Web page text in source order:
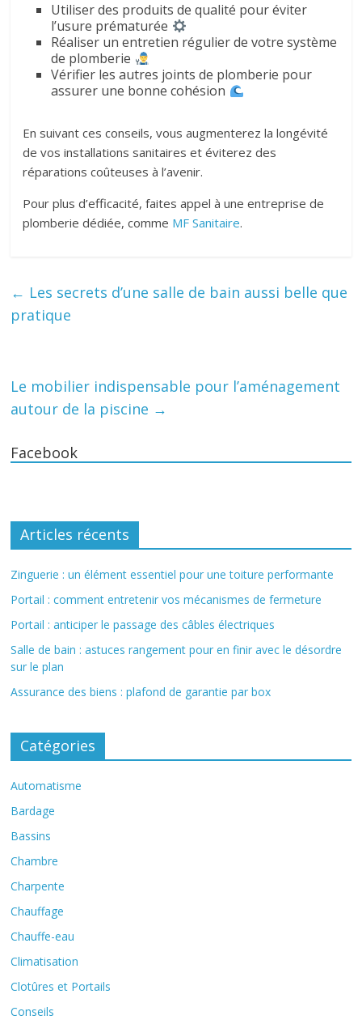
Utiliser des produits de qualité pour éviter
l’usure prématurée
Réaliser un entretien régulier de votre système
de plomberie
Vérifier les autres joints de plomberie pour
assurer une bonne cohésion
En suivant ces conseils, vous augmenterez la longévité
de vos installations sanitaires et éviterez des
réparations coûteuses à l’avenir.
Pour plus d’efficacité, faites appel à une entreprise de
plomberie dédiée, comme MF Sanitaire.
← Les secrets d’une salle de bain aussi belle que
pratique
Le mobilier indispensable pour l’aménagement
autour de la piscine →
Facebook
Articles récents
Zinguerie : un élément essentiel pour une toiture performante
Portail : comment entretenir vos mécanismes de fermeture
Portail : anticiper le passage des câbles électriques
Salle de bain : astuces rangement pour en finir avec le désordre
sur le plan
Assurance des biens : plafond de garantie par box
Catégories
Automatisme
Bardage
Bassins
Chambre
Charpente
Chauffage
Chauffe-eau
Climatisation
Clotûres et Portails
Conseils